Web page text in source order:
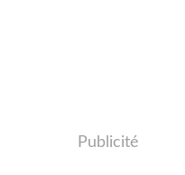
Publicité